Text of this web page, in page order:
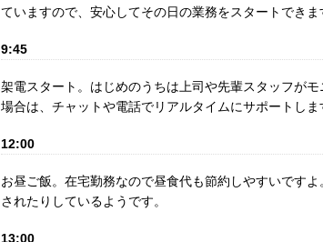
ていますので、安心してその日の業務をスタートできま
9:45
架電スタート。はじめのうちは上司や先輩スタッフが
場合は、チャットや電話でリアルタイムにサポートしま
12:00
お昼ご飯。在宅勤務なので昼食代も節約しやすいです
されたりしているようです。
13:00